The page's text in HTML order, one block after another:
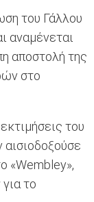
του Γάλλου
αναμένεται
αποστολή της
στο
του
αισιοδοξούσε
«Wembley»,
το